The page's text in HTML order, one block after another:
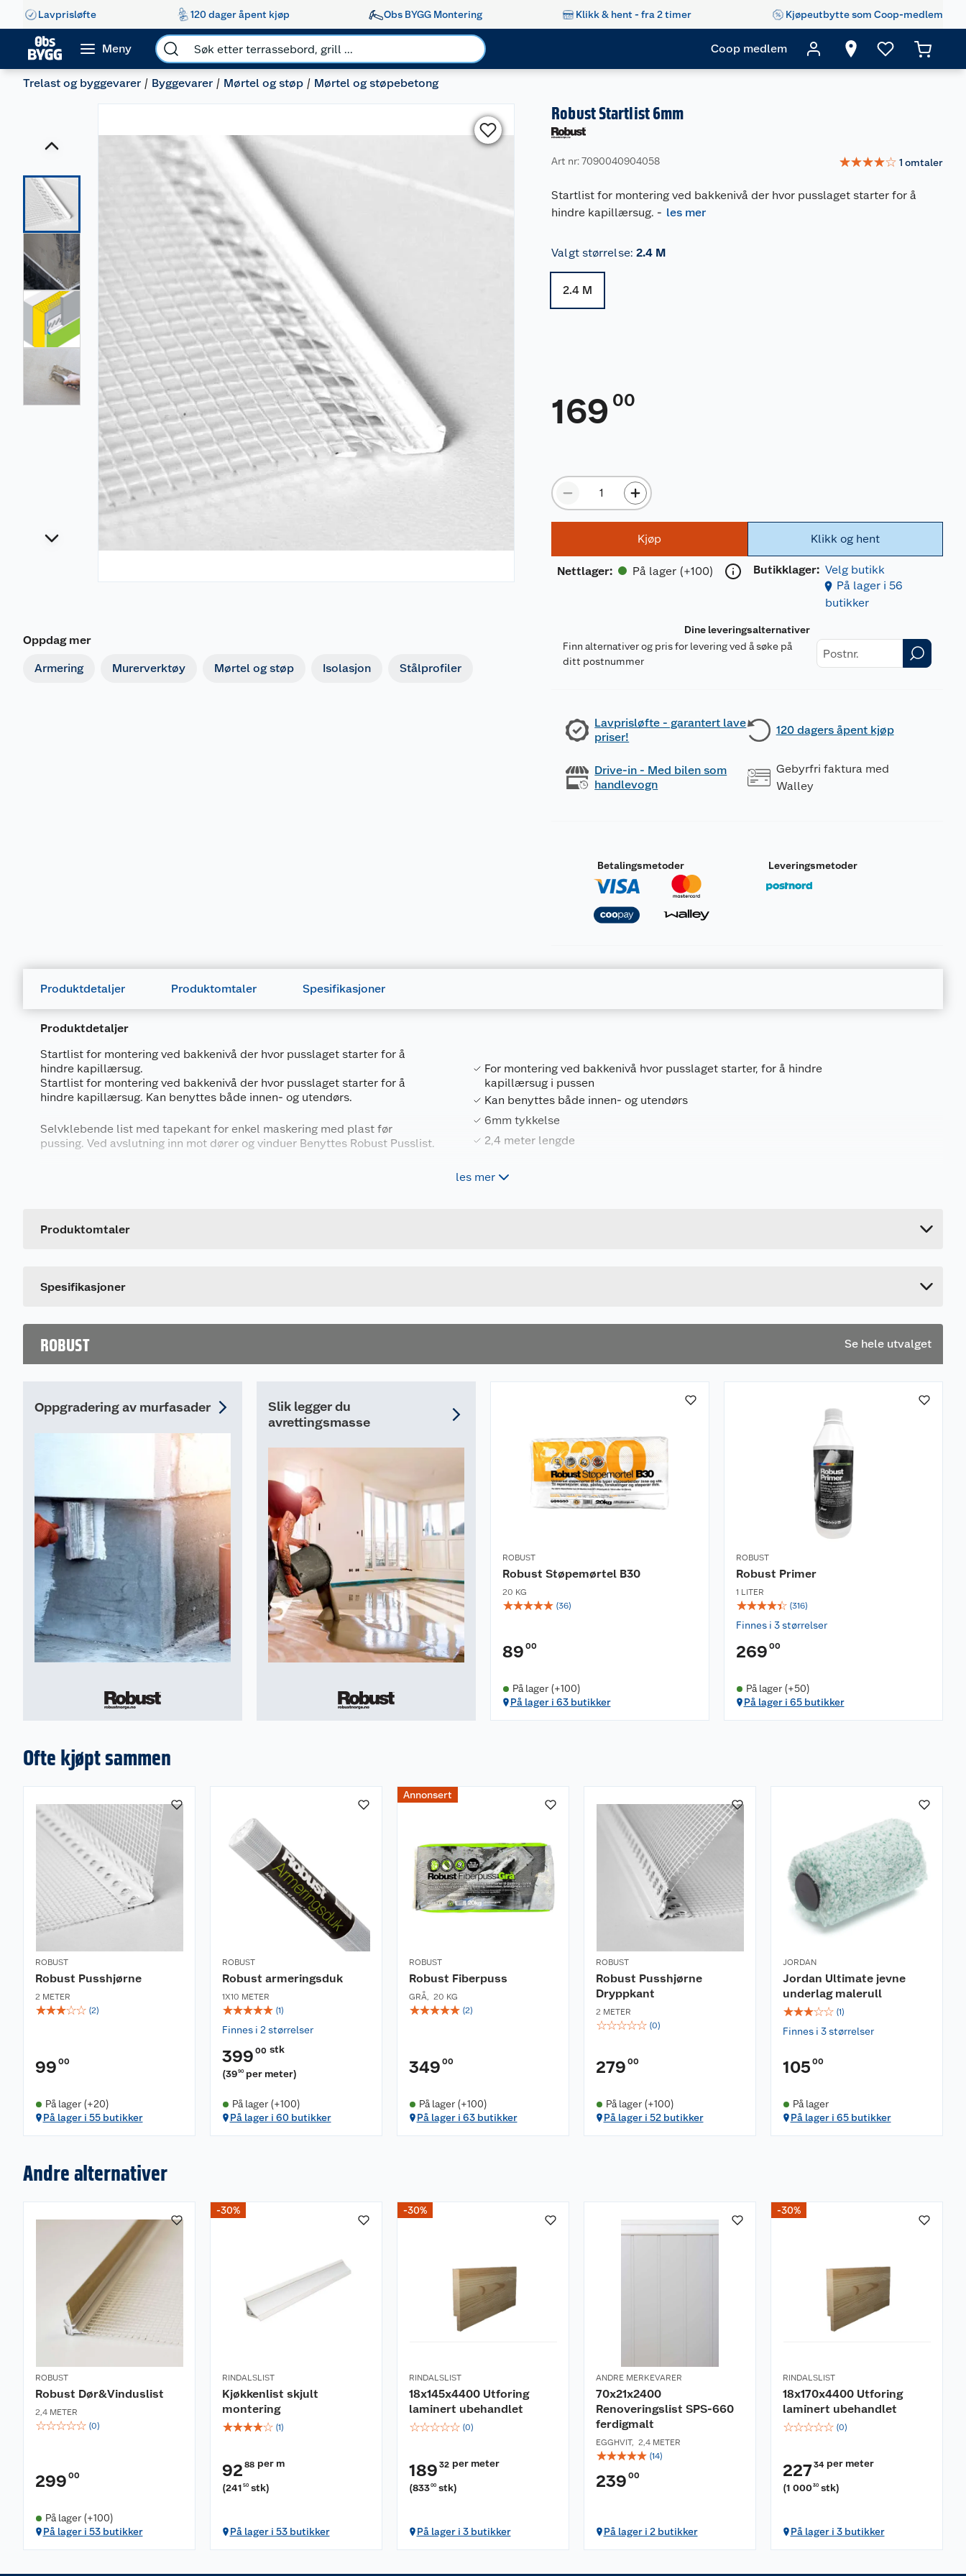
Lavprisløfte 120 dager åpent kjøp Obs BYGG Montering Klikk & hent - fra 2 timer Kjøpeutbytte som Coop-medlem
Meny Coop medlem
Trelast og byggevarer Byggevarer Mørtel og støp Mørtel og støpebetong
Oppdag mer
Armering Murerverktøy Mørtel og støp Isolasjon Stålprofiler
Robust Startlist 6mm
Art nr: 7090040904058 ☆☆☆☆☆ 1 omtaler
Startlist for montering ved bakkenivå der hvor pusslaget starter for å
hindre kapillærsug. - les mer
Valgt størrelse: 2.4 M
2.4 M
169 00
Kjøp
Nettlager: På lager (+100)
Klikk og hent
Butikklager: Velg butikk
På lager i 56
butikker
Dine leveringsalternativer
Finn alternativer og pris for levering ved å søke på
ditt postnummer
Lavprisløfte - garantert lave
priser!
120 dagers åpent kjøp
Drive-in - Med bilen som
handlevogn
Gebyrfri faktura med
Walley
Betalingsmetoder Leveringsmetoder
Produktdetaljer Produktomtaler Spesifikasjoner
Produktdetaljer
Startlist for montering ved bakkenivå der hvor pusslaget starter for å
hindre kapillærsug.
Startlist for montering ved bakkenivå der hvor pusslaget starter for å
hindre kapillærsug. Kan benyttes både innen- og utendørs.
Selvklebende list med tapekant for enkel maskering med plast før
pussing. Ved avslutning inn mot dører og vinduer Benyttes Robust Pusslist.
For montering ved bakkenivå hvor pusslaget starter, for å hindre
kapillærsug i pussen
Kan benyttes både innen- og utendørs
6mm tykkelse
2,4 meter lengde
les mer
Produktomtaler
Spesifikasjoner
Leverandørens artikkelnummer
Forpakningsmål
ROBUST Se hele utvalget
Oppgradering av murfasader
Slik legger du
avrettingsmasse
ROBUST
Robust Støpemørtel B30
20 KG
☆☆☆☆☆ (36)
89 00
På lager (+100)
På lager i 63 butikker
ROBUST
Robust Primer
1 LITER
☆☆☆☆☆ (316)
Finnes i 3 størrelser
269 00
På lager (+50)
På lager i 65 butikker
Ofte kjøpt sammen
ROBUST
Robust Pusshjørne
2 METER
☆☆☆☆☆ (2)
99 00
På lager (+20)
På lager i 55 butikker
ROBUST
Robust armeringsduk
1X10 METER
☆☆☆☆☆ (1)
Finnes i 2 størrelser
399 00 stk
(3990 per meter)
På lager (+100)
På lager i 60 butikker
Annonsert
ROBUST
Robust Fiberpuss
GRÅ, 20 KG
☆☆☆☆☆ (2)
349 00
På lager (+100)
På lager i 63 butikker
ROBUST
Robust Pusshjørne
Dryppkant
2 METER
☆☆☆☆☆ (0)
279 00
På lager (+100)
På lager i 52 butikker
JORDAN
Jordan Ultimate jevne
underlag malerull
☆☆☆☆☆ (1)
Finnes i 3 størrelser
105 00
På lager
På lager i 65 butikker
Andre alternativer
ROBUST
Robust Dør&Vinduslist
2,4 METER
☆☆☆☆☆ (0)
299 00
På lager (+100)
På lager i 53 butikker
-30%
RINDALSLIST
Kjøkkenlist skjult
montering
☆☆☆☆☆ (1)
92 88 per m
(241 50 stk)
På lager i 53 butikker
-30%
RINDALSLIST
18x145x4400 Utforing
laminert ubehandlet
☆☆☆☆☆ (0)
189 32 per meter
(83300 stk)
På lager i 3 butikker
ANDRE MERKEVARER
70x21x2400
Renoveringslist SPS-660
ferdigmalt
EGGHVIT, 2,4 METER
☆☆☆☆☆ (14)
239 00
På lager i 2 butikker
-30%
RINDALSLIST
18x170x4400 Utforing
laminert ubehandlet
☆☆☆☆☆ (0)
22734 per meter
(1 00030 stk)
På lager i 3 butikker